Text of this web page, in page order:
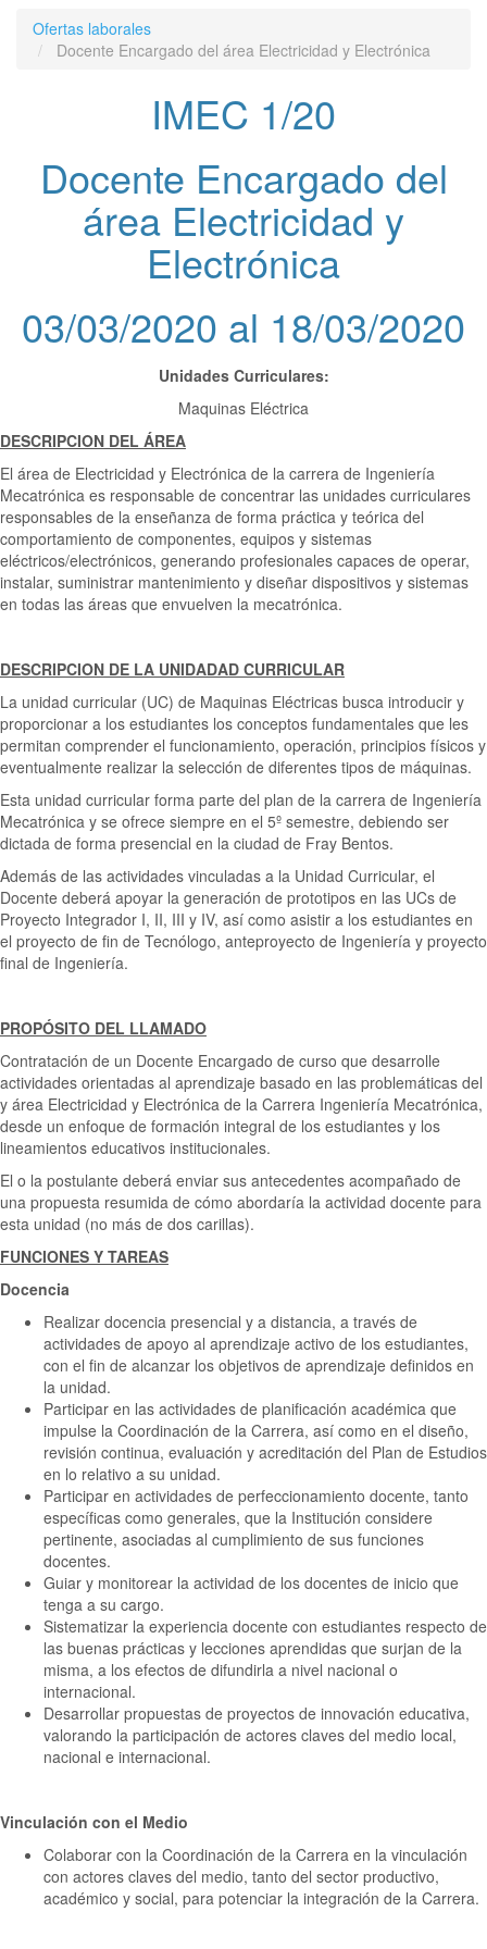
Ofertas laborales
Docente Encargado del área Electricidad y Electrónica
IMEC 1/20
Docente Encargado del
área Electricidad y
Electrónica
03/03/2020 al 18/03/2020
Unidades Curriculares:
Maquinas Eléctrica
DESCRIPCION DEL ÁREA
El área de Electricidad y Electrónica de la carrera de Ingeniería
Mecatrónica es responsable de concentrar las unidades curriculares
responsables de la enseñanza de forma práctica y teórica del
comportamiento de componentes, equipos y sistemas
eléctricos/electrónicos, generando profesionales capaces de operar,
instalar, suministrar mantenimiento y diseñar dispositivos y sistemas
en todas las áreas que envuelven la mecatrónica.
DESCRIPCION DE LA UNIDADAD CURRICULAR
La unidad curricular (UC) de Maquinas Eléctricas busca introducir y
proporcionar a los estudiantes los conceptos fundamentales que les
permitan comprender el funcionamiento, operación, principios físicos y
eventualmente realizar la selección de diferentes tipos de máquinas.
Esta unidad curricular forma parte del plan de la carrera de Ingeniería
Mecatrónica y se ofrece siempre en el 5º semestre, debiendo ser
dictada de forma presencial en la ciudad de Fray Bentos.
Además de las actividades vinculadas a la Unidad Curricular, el
Docente deberá apoyar la generación de prototipos en las UCs de
Proyecto Integrador I, II, III y IV, así como asistir a los estudiantes en
el proyecto de fin de Tecnólogo, anteproyecto de Ingeniería y proyecto
final de Ingeniería.
PROPÓSITO DEL LLAMADO
Contratación de un Docente Encargado de curso que desarrolle
actividades orientadas al aprendizaje basado en las problemáticas del
y área Electricidad y Electrónica de la Carrera Ingeniería Mecatrónica,
desde un enfoque de formación integral de los estudiantes y los
lineamientos educativos institucionales.
El o la postulante deberá enviar sus antecedentes acompañado de
una propuesta resumida de cómo abordaría la actividad docente para
esta unidad (no más de dos carillas).
FUNCIONES Y TAREAS
Docencia
Realizar docencia presencial y a distancia, a través de
actividades de apoyo al aprendizaje activo de los estudiantes,
con el fin de alcanzar los objetivos de aprendizaje definidos en
la unidad.
Participar en las actividades de planificación académica que
impulse la Coordinación de la Carrera, así como en el diseño,
revisión continua, evaluación y acreditación del Plan de Estudios
en lo relativo a su unidad.
Participar en actividades de perfeccionamiento docente, tanto
específicas como generales, que la Institución considere
pertinente, asociadas al cumplimiento de sus funciones
docentes.
Guiar y monitorear la actividad de los docentes de inicio que
tenga a su cargo.
Sistematizar la experiencia docente con estudiantes respecto de
las buenas prácticas y lecciones aprendidas que surjan de la
misma, a los efectos de difundirla a nivel nacional o
internacional.
Desarrollar propuestas de proyectos de innovación educativa,
valorando la participación de actores claves del medio local,
nacional e internacional.
Vinculación con el Medio
Colaborar con la Coordinación de la Carrera en la vinculación
con actores claves del medio, tanto del sector productivo,
académico y social, para potenciar la integración de la Carrera.